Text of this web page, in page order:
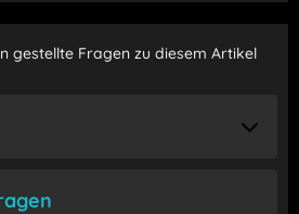
gestellte Fragen zu diesem Artikel